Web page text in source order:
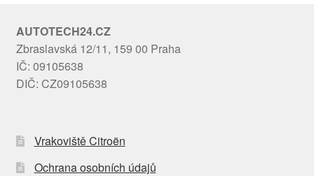
AUTOTECH24.CZ
Zbraslavská 12/11, 159 00 Praha
IČ: 09105638
DIČ: CZ09105638
Vrakoviště Citroën
Ochrana osobních údajů